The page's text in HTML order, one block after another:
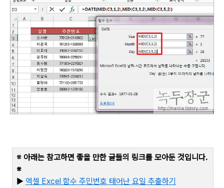
※아래는 참고하면 좋을 만한 글들의 링크를 모아둔 것입니다.
※
▶ 엑셀 Excel 함수 주민번호 태어난 요일 추출하기